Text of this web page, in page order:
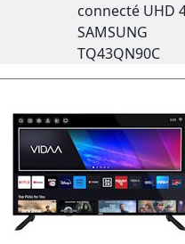
connecté UHD
SAMSUNG
TQ43QN90C